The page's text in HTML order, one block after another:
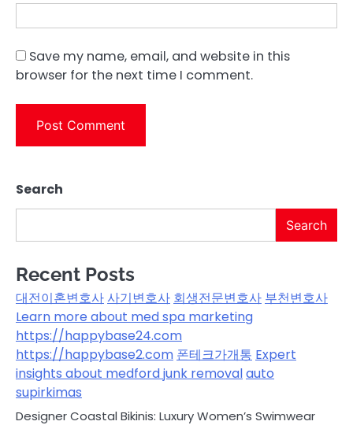
Save my name, email, and website in this
browser for the next time I comment.
Search
Search
Recent Posts
대전이혼변호사사기변호사 회생전문변호사 부천변호사
Learn more about med spa marketing
https://happybase24.com
https://happybase2.com 폰테크가개통 Expert
insights about medford junk removalauto
supirkimas
Designer Coastal Bikinis: Luxury Women’s Swimwear